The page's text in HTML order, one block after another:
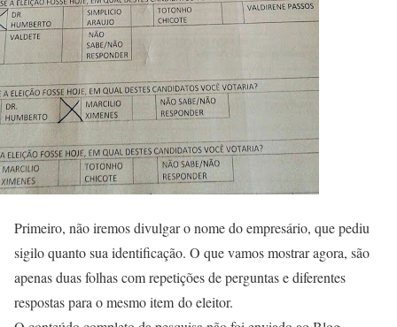
Primeiro, não iremos divulgar o nome do empresário, que pediu
sigilo quanto sua identificação. O que vamos mostrar agora, são
apenas duas folhas com repetições de perguntas e diferentes
respostas para o mesmo item do eleitor.